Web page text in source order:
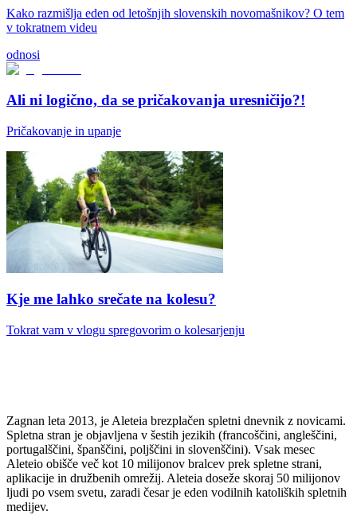
Kako razmišlja eden od letošnjih slovenskih novomašnikov? O tem
v tokratnem videu
odnosi
Ali ni logično, da se pričakovanja uresničijo?!
Pričakovanje in upanje
Kje me lahko srečate na kolesu?
Tokrat vam v vlogu spregovorim o kolesarjenju
Zagnan leta 2013, je Aleteia brezplačen spletni dnevnik z novicami.
Spletna stran je objavljena v šestih jezikih (francoščini, angleščini,
portugalščini, španščini, poljščini in slovenščini). Vsak mesec
Aleteio obišče več kot 10 milijonov bralcev prek spletne strani,
aplikacije in družbenih omrežij. Aleteia doseže skoraj 50 milijonov
ljudi po vsem svetu, zaradi česar je eden vodilnih katoliških spletnih
medijev.